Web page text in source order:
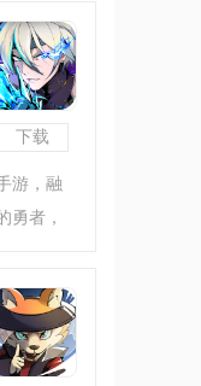
地图搭
下载
游，融
勇者，
人联